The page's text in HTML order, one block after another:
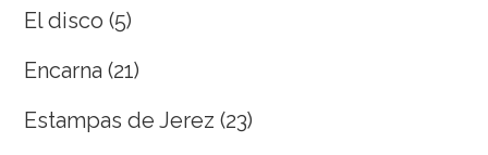
El disco (5)
Encarna (21)
Estampas de Jerez (23)